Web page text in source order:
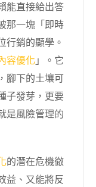
能直接給出答
那一塊「即時
行銷的顯學。
容優化」。它
腳下的土壤可
子發芽，更要
是風險管理的
的潛在危機徹
益、又能將反